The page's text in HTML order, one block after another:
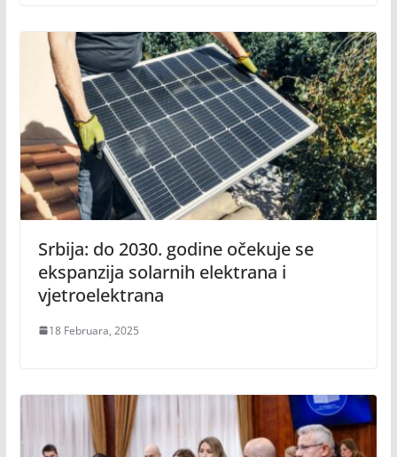
Srbija: do 2030. godine očekuje se
ekspanzija solarnih elektrana i
vjetroelektrana
18 Februara, 2025